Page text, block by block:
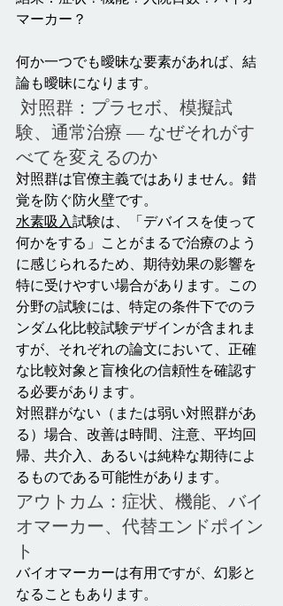
マーカー？
何か一つでも曖昧な要素があれば、結
論も曖昧になります。
験、通常治療 ― なぜそれがす
べてを変えるのか
対照群は官僚主義ではありません。錯
覚を防ぐ防火壁です。
水素吸入試験は、「デバイスを使って
何かをする」ことがまるで治療のよう
に感じられるため、期待効果の影響を
特に受けやすい場合があります。この
分野の試験には、特定の条件下でのラ
ンダム化比較試験デザインが含まれま
すが、それぞれの論文において、正確
な比較対象と盲検化の信頼性を確認す
る必要があります。
対照群がない（または弱い対照群があ
る）場合、改善は時間、注意、平均回
帰、共介入、あるいは純粋な期待によ
るものである可能性があります。
アウトカム：症状、機能、バイ
オマーカー、代替エンドポイン
ト
バイオマーカーは有用ですが、幻影と
なることもあります。